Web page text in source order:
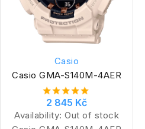
Casio
Casio GMA-S140M-4AER
2 845 Kč
Availability: Out of stock